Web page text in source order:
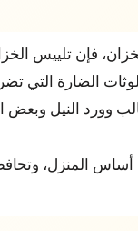
فإن تلييس
الضارة التي
النيل وبعض
أساس المنزل،